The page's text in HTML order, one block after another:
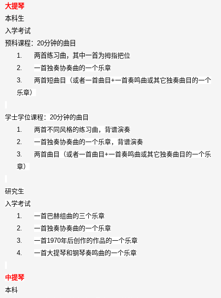
大提琴
本科生
入学考试
预科课程： 20分钟的曲目
1.
两首练习曲，其中一首为拇指把位
2.
一首独奏协奏曲的一个乐章
3.
两首短曲目（或者一首曲目 +一首奏鸣曲或其它独奏曲目的一个
乐章）
学士学位课程： 20分钟的曲目
1.
两首不同风格的练习曲，背谱演奏
2.
一首独奏协奏曲的一个乐章，背谱演奏
3.
两首曲目（或者一首曲目 +一首奏鸣曲或其它独奏曲目的一个乐
章）
研究生
入学考试
1.
一首巴赫组曲的三个乐章
2.
一首独奏协奏曲的一个乐章
3.
一首1970年后创作的作品的一个乐章
4.
一首大提琴和钢琴奏鸣曲的一个乐章
中提琴
本科